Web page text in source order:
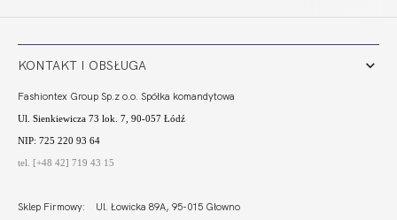
KONTAKT I OBSŁUGA
Fashiontex Group Sp.z o.o. Spółka komandytowa
Ul. Sienkiewicza 73 lok. 7, 90-057 Łódź
NIP: 725 220 93 64
tel. [+48 42] 719 43 15
Sklep Firmowy: Ul. Łowicka 89A, 95-015 Głowno